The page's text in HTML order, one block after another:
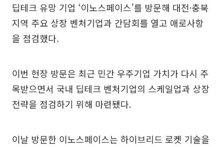
딥테크 유망 기업 ‘이노스페이스’를 방문해 대전·충북
지역 주요 상장 벤처기업과 간담회를 열고 애로사항
을 점검했다.
이번 현장 방문은 최근 민간 우주기업 가치가 다시 주
목받으면서 국내 딥테크 벤처기업의 스케일업과 상장
전략을 점검하기 위해 마련됐다.
이날 방문한 이노스페이스는 하이브리드 로켓 기술을